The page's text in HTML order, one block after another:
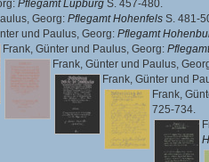
: Pflegamt Lupburg S. 457-480.
Georg: Pflegamt Hohenfels S. 481-
und Paulus, Georg: Pflegamt
Frank, Günter und Paulus, Georg:
Frank, Günter und Paulus,
Frank, Günter und
Frank,
725-734.